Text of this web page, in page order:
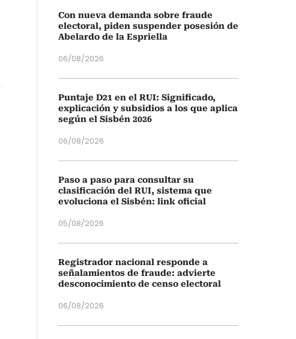
Con nueva demanda sobre fraude
electoral, piden suspender posesión de
Abelardo de la Espriella
06/08/2026
Puntaje D21 en el RUI: Significado,
explicación y subsidios a los que aplica
según el Sisbén 2026
06/08/2026
Paso a paso para consultar su
clasificación del RUI, sistema que
evoluciona el Sisbén: link oficial
05/08/2026
Registrador nacional responde a
señalamientos de fraude: advierte
desconocimiento de censo electoral
06/08/2026